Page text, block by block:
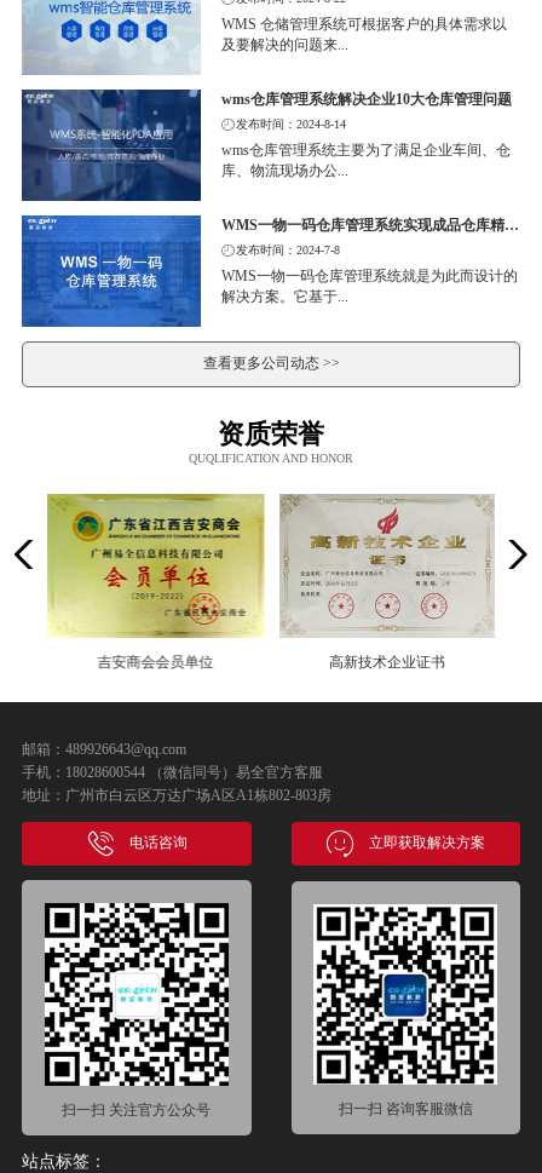
WMS 仓储管理系统可根据客户的具体需求以
及要解决的问题来...
wms仓库管理系统解决企业10大仓库管理问题
发布时间：2024-8-14
wms仓库管理系统主要为了满足企业车间、仓
库、物流现场办公...
WMS一物一码仓库管理系统实现成品仓库精细化管理
发布时间：2024-7-8
WMS一物一码仓库管理系统就是为此而设计的
解决方案。它基于...
查看更多公司动态 >>
资质荣誉
QUQLIFICATION AND HONOR
吉安商会会员单位 高新技术企业证书
邮箱：489926643@qq.com
手机：18028600544 （微信同号）易全官方客服
地址：广州市白云区万达广场A区A1栋802-803房
电话咨询 立即获取解决方案
扫一扫 关注官方公众号 扫一扫 咨询客服微信
站点标签：